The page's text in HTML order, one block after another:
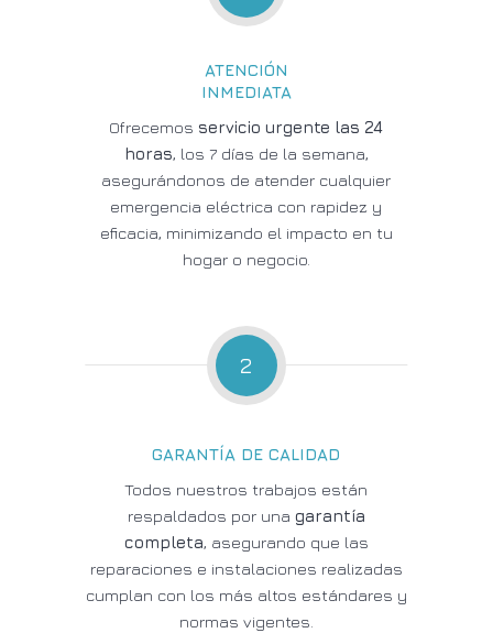
ATENCIÓN
INMEDIATA
Ofrecemos servicio urgente las 24
horas, los 7 días de la semana,
asegurándonos de atender cualquier
emergencia eléctrica con rapidez y
eficacia, minimizando el impacto en tu
hogar o negocio.
2
GARANTÍA DE CALIDAD
Todos nuestros trabajos están
respaldados por una garantía
completa, asegurando que las
reparaciones e instalaciones realizadas
cumplan con los más altos estándares y
normas vigentes.